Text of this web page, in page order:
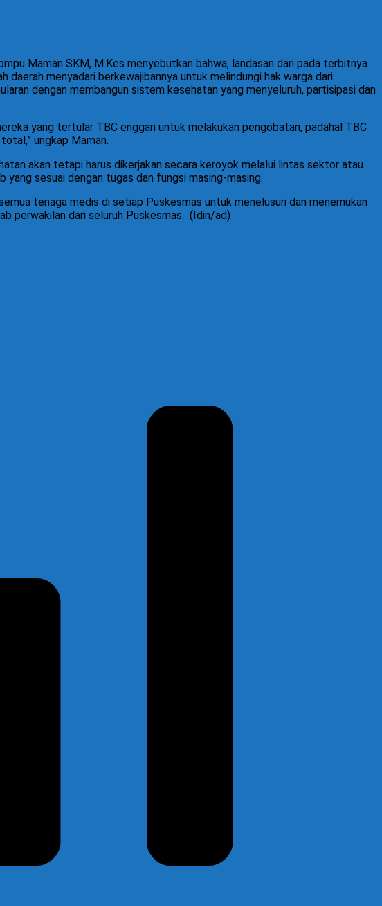
Maman SKM, M.Kes menyebutkan bahwa, landasan dari pada terbitnya
menyadari berkewajibannya untuk melindungi hak warga dari
dengan membangun sistem kesehatan yang menyeluruh, partisipasi dan
yang tertular TBC enggan untuk melakukan pengobatan, padahal TBC
ungkap Maman.
akan tetapi harus dikerjakan secara keroyok melalui lintas sektor atau
sesuai dengan tugas dan fungsi masing-masing.
tenaga medis di setiap Puskesmas untuk menelusuri dan menemukan
perwakilan dari seluruh Puskesmas. (Idin/ad)